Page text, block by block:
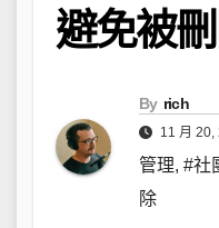
避免被
By rich
11 月 20,
管理, #社
除